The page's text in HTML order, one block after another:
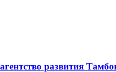
развития